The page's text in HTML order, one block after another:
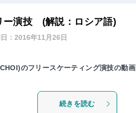
演技 (解説：ロシア語)
：2016年11月26日
のフリースケーティング演技の動画
続きを読む